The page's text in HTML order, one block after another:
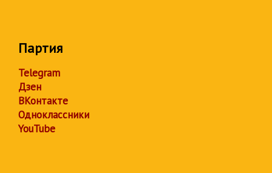
Партия
Telegram
Дзен
ВКонтакте
Одноклассники
YouTube